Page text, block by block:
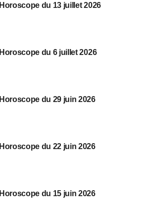
Horoscope du 13 juillet 2026
Horoscope du 6 juillet 2026
Horoscope du 29 juin 2026
Horoscope du 22 juin 2026
Horoscope du 15 juin 2026